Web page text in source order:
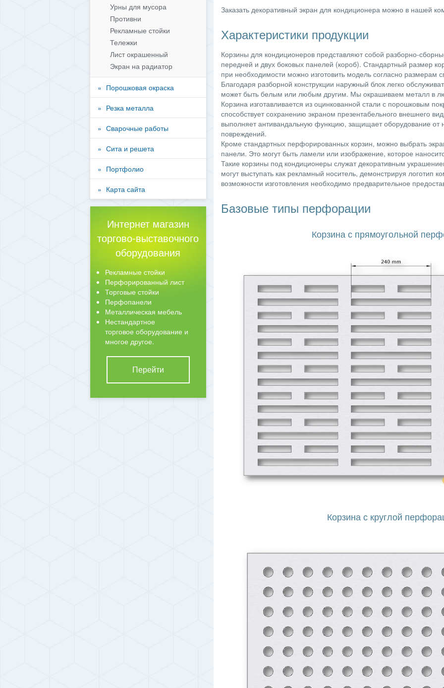
Заказать декоративный экран для кондиционера можно в нашей
Характеристики продукции
Корзины для кондиционеров представляют собой разборно-
передней и двух боковых панелей (короб). Стандартный размер
при необходимости можно изготовить модель согласно размерам
Благодаря разборной конструкции наружный блок легко
может быть белым или любым другим. Мы окрашиваем металл в
Корзина изготавливается из оцинкованной стали с порошковым
способствует сохранению экраном презентабельного внешнего
выполняет антивандальную функцию, защищает оборудование от
повреждений.
Кроме стандартных перфорированных корзин, можно выбрать
панели. Это могут быть ламели или изображение, которое
Такие корзины под кондиционеры служат декоративным
могут выступать как рекламный носитель, демонстрируя логотип
возможности изготовления необходимо предварительное
Базовые типы перфорации
Корзина с прямоугольной
Корзина с круглой
Урны для мусора
Противни
Рекламные стойки
Тележки
Лист окрашенный
Экран на радиатор
Порошковая окраска
Резка металла
Сварочные работы
Сита и решета
Портфолио
Карта сайта
Интернет магазин
торгово-выставочного
оборудования
Рекламные стойки
Перфорированный лист
Торговые стойки
Перфопанели
Металлическая мебель
Нестандартное
торговое оборудование и
многое другое.
Перейти